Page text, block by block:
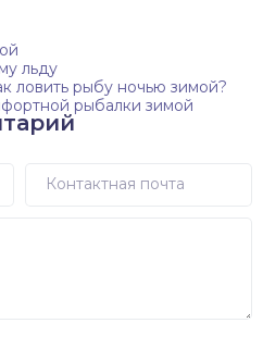
льду
ловить рыбу ночью зимой?
рыбалки зимой